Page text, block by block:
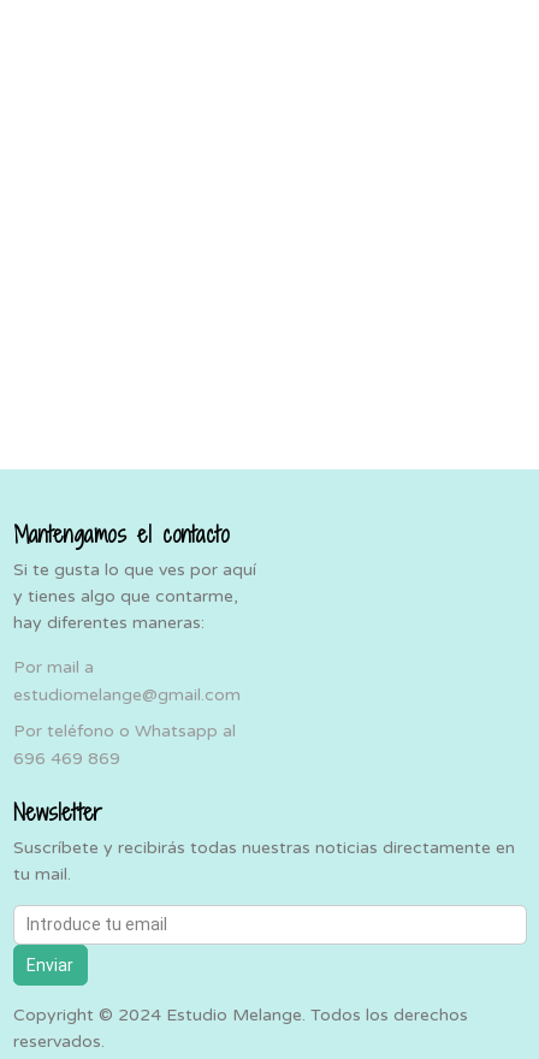
Mantengamos el contacto
Si te gusta lo que ves por aquí
y tienes algo que contarme,
hay diferentes maneras:
Por mail a
estudiomelange@gmail.com
Por teléfono o Whatsapp al
696 469 869
Newsletter
Suscríbete y recibirás todas nuestras noticias directamente en
tu mail.
Introduce tu email
Enviar
Copyright © 2024 Estudio Melange. Todos los derechos
reservados.